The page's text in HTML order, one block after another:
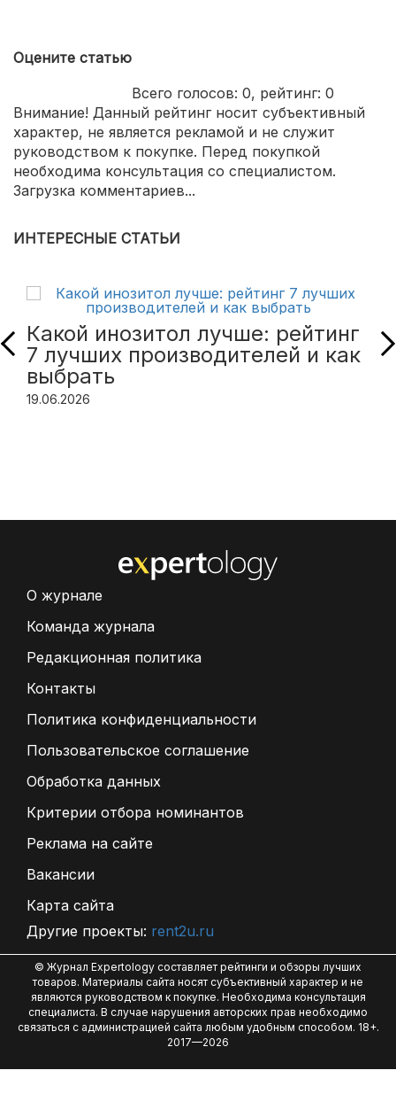
Оцените статью
Всего голосов: 0, рейтинг: 0
Внимание! Данный рейтинг носит субъективный
характер, не является рекламой и не служит
руководством к покупке. Перед покупкой
необходима консультация со специалистом.
Загрузка комментариев...
ИНТЕРЕСНЫЕ СТАТЬИ
Какой инозитол лучше: рейтинг
7 лучших производителей и как
выбрать
19.06.2026
О журнале
Команда журнала
Редакционная политика
Контакты
Политика конфиденциальности
Пользовательское соглашение
Обработка данных
Критерии отбора номинантов
Реклама на сайте
Вакансии
Карта сайта
Другие проекты: rent2u.ru
© Журнал Expertology составляет рейтинги и обзоры лучших
товаров. Материалы сайта носят субъективный характер и не
являются руководством к покупке. Необходима консультация
специалиста. В случае нарушения авторских прав необходимо
связаться с администрацией сайта любым удобным способом. 18+.
2017—2026